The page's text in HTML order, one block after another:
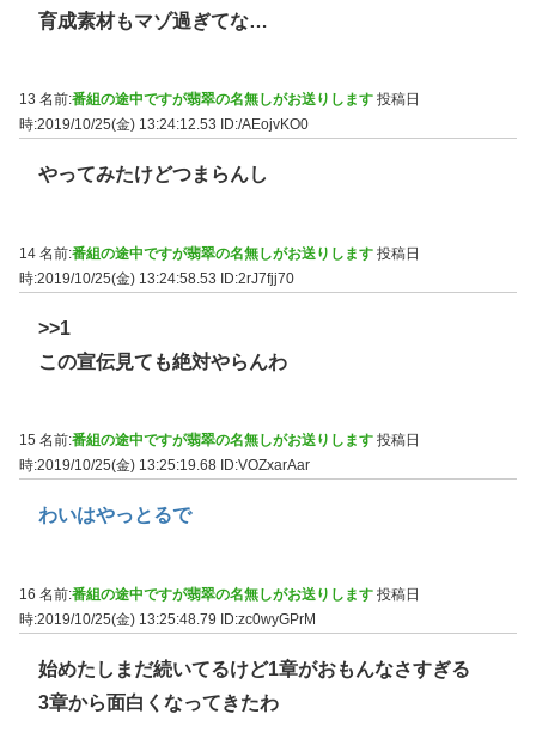
育成素材もマゾ過ぎてな…
13 名前:番組の途中ですが翡翠の名無しがお送りします 投稿日
時:2019/10/25(金) 13:24:12.53
ID:/AEojvKO0
やってみたけどつまらんし
14 名前:番組の途中ですが翡翠の名無しがお送りします 投稿日
時:2019/10/25(金) 13:24:58.53 ID:2rJ7fjj70
>>1
この宣伝見ても絶対やらんわ
15 名前:番組の途中ですが翡翠の名無しがお送りします 投稿日
時:2019/10/25(金) 13:25:19.68 ID:VOZxarAar
わいはやっとるで
16 名前:番組の途中ですが翡翠の名無しがお送りします 投稿日
時:2019/10/25(金) 13:25:48.79
ID:zc0wyGPrM
始めたしまだ続いてるけど1章がおもんなさすぎる
3章から面白くなってきたわ